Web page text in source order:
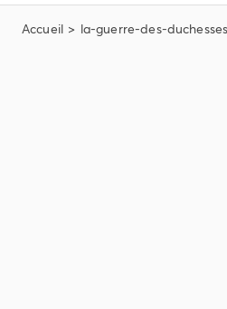
Accueil la-guerre-des-